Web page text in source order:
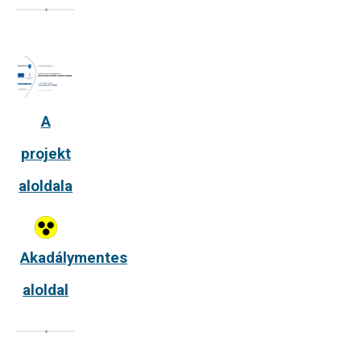
A
projekt
aloldala
Akadálymentes
aloldal